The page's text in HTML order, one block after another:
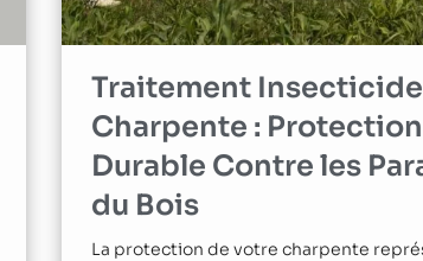
Traitement Insecticide
Charpente : Protection
Durable Contre les
du Bois
La protection de votre charpente